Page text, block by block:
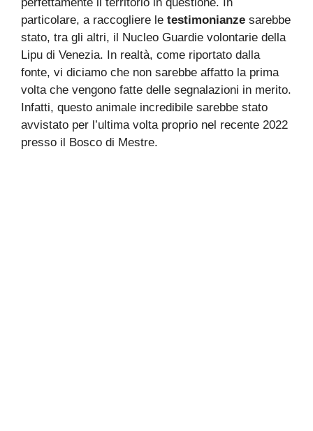
perfettamente il territorio in questione. In
particolare, a raccogliere le testimonianze sarebbe
stato, tra gli altri, il Nucleo Guardie volontarie della
Lipu di Venezia. In realtà, come riportato dalla
fonte, vi diciamo che non sarebbe affatto la prima
volta che vengono fatte delle segnalazioni in merito.
Infatti, questo animale incredibile sarebbe stato
avvistato per l’ultima volta proprio nel recente 2022
presso il Bosco di Mestre.